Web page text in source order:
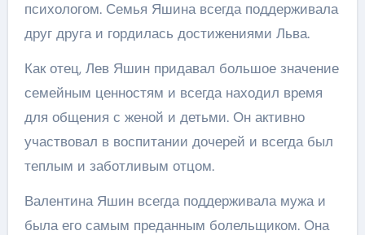
психологом. Семья Яшина всегда поддерживала
друг друга и гордилась достижениями Льва.
Как отец, Лев Яшин придавал большое значение
семейным ценностям и всегда находил время
для общения с женой и детьми. Он активно
участвовал в воспитании дочерей и всегда был
теплым и заботливым отцом.
Валентина Яшин всегда поддерживала мужа и
была его самым преданным болельщиком. Она